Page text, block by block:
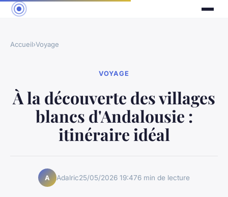
Accueil›Voyage
VOYAGE
À la découverte des villages
blancs d'Andalousie :
itinéraire idéal
A Adalric25/05/2026 19:476 min de lecture